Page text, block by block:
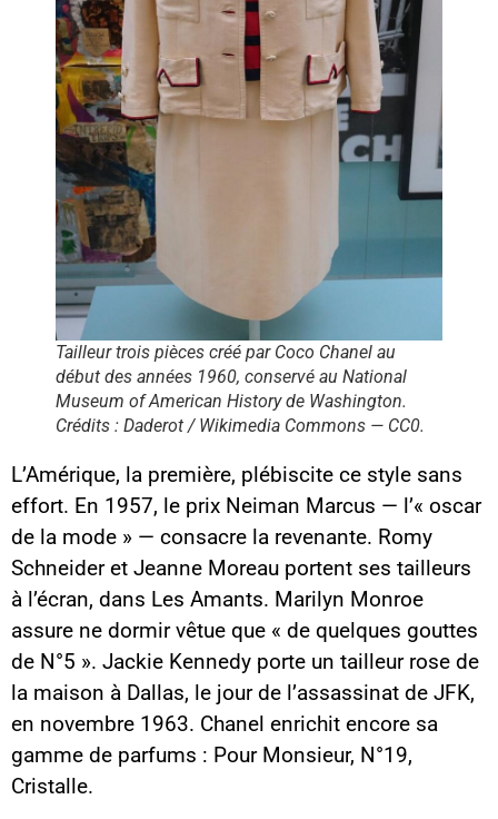
Tailleur trois pièces créé par Coco Chanel au
début des années 1960, conservé au National
Museum of American History de Washington.
Crédits : Daderot / Wikimedia Commons — CC0.
L’Amérique, la première, plébiscite ce style sans
effort. En 1957, le prix Neiman Marcus — l’« oscar
de la mode » — consacre la revenante. Romy
Schneider et Jeanne Moreau portent ses tailleurs
à l’écran, dans Les Amants. Marilyn Monroe
assure ne dormir vêtue que « de quelques gouttes
de N°5 ». Jackie Kennedy porte un tailleur rose de
la maison à Dallas, le jour de l’assassinat de JFK,
en novembre 1963. Chanel enrichit encore sa
gamme de parfums : Pour Monsieur, N°19,
Cristalle.